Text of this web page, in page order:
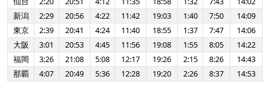
新潟
2:29 20:56 4:22 11:42 19:03 1:40 7:50
14:09
東京
2:39 20:41 4:24 11:40 18:55 1:37 7:47
14:06
大阪
3:01 20:53 4:45 11:56 19:08 1:55 8:05
14:22
福岡
3:26 21:08 5:08 12:17 19:26 2:15 8:26
14:43
那覇
4:07 20:49 5:36 12:28 19:20 2:26 8:37 14:53